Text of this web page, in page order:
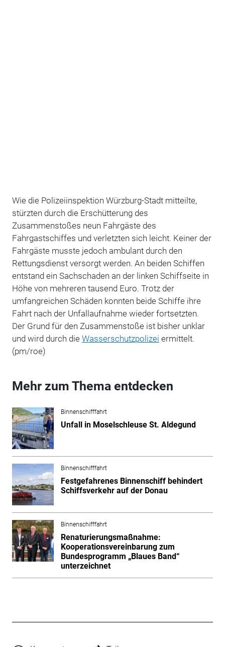
Wie die Polizeiinspektion Würzburg-Stadt mitteilte,
stürzten durch die Erschütterung des
Zusammenstoßes neun Fahrgäste des
Fahrgastschiffes und verletzten sich leicht. Keiner der
Fahrgäste musste jedoch ambulant durch den
Rettungsdienst versorgt werden. An beiden Schiffen
entstand ein Sachschaden an der linken Schiffseite in
Höhe von mehreren tausend Euro. Trotz der
umfangreichen Schäden konnten beide Schiffe ihre
Fahrt nach der Unfallaufnahme wieder fortsetzten.
Der Grund für den Zusammenstoße ist bisher unklar
und wird durch die Wasserschutzpolizei ermittelt.
(pm/roe)
Mehr zum Thema entdecken
Binnenschifffahrt
Unfall in Moselschleuse St. Aldegund
Binnenschifffahrt
Festgefahrenes Binnenschiff behindert
Schiffsverkehr auf der Donau
Binnenschifffahrt
Renaturierungsmaßnahme:
Kooperationsvereinbarung zum
Bundesprogramm „Blaues Band“
unterzeichnet